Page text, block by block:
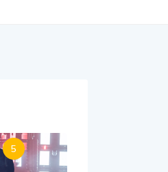
5